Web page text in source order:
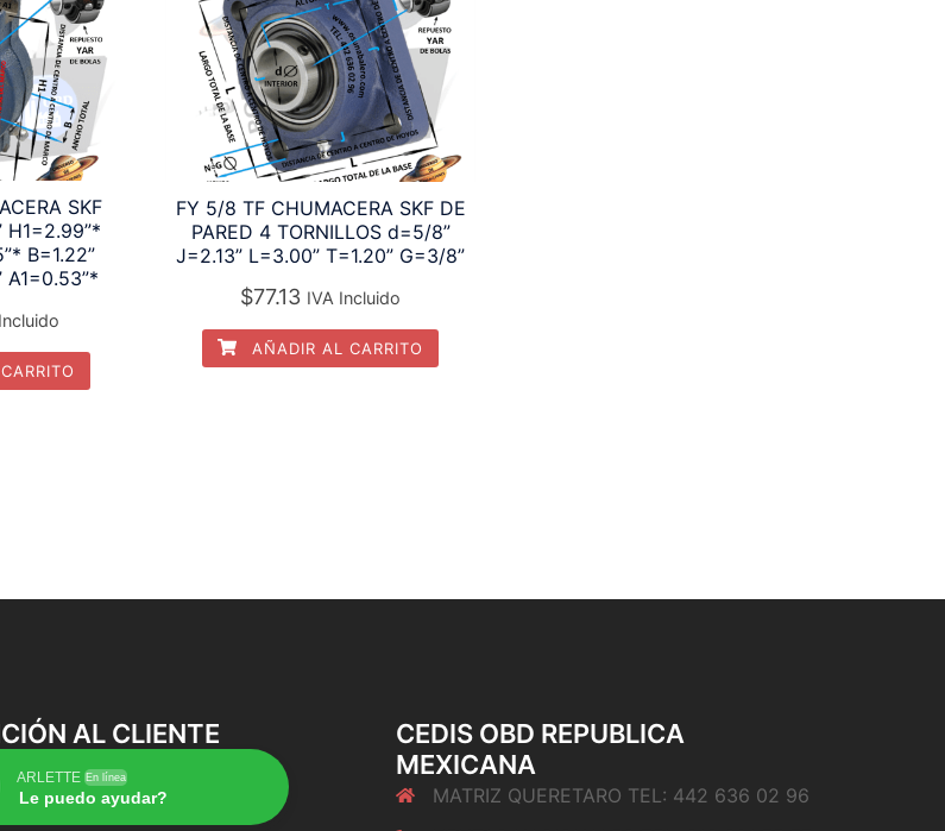
SKF
H1=2.99”*
B=1.22”
A1=0.53”*
FY 5/8 TF CHUMACERA SKF DE
PARED 4 TORNILLOS d=5/8”
J=2.13” L=3.00” T=1.20” G=3/8”
$77.13 IVA Incluido
AÑADIR AL CARRITO
AL CLIENTE
ARLETTE En línea
Le puedo ayudar?
CEDIS OBD REPUBLICA
MEXICANA
MATRIZ QUERETARO TEL: 442 636 02 96